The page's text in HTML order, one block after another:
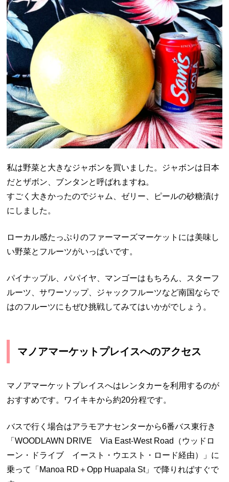
私は野菜と大きなジャボンを買いました。ジャボンは日本
だとザボン、ブンタンと呼ばれますね。
すごく大きかったのでジャム、ゼリー、ピールの砂糖漬け
にしました。
ローカル感たっぷりのファーマーズマーケットには美味し
い野菜とフルーツがいっぱいです。
パイナップル、パパイヤ、マンゴーはもちろん、スターフ
ルーツ、サワーソップ、ジャックフルーツなど南国ならで
はのフルーツにもぜひ挑戦してみてはいかがでしょう。
マノアマーケットプレイスへのアクセス
マノアマーケットプレイスへはレンタカーを利用するのが
おすすめです。ワイキキから約20分程です。
バスで行く場合はアラモアナセンターから6番バス東行き
「WOODLAWN DRIVE Via East-West Road（ウッドロ
ーン・ドライブ イースト・ウエスト・ロード経由）」に
乗って「Manoa RD＋Opp Huapala St」で降りればすぐで